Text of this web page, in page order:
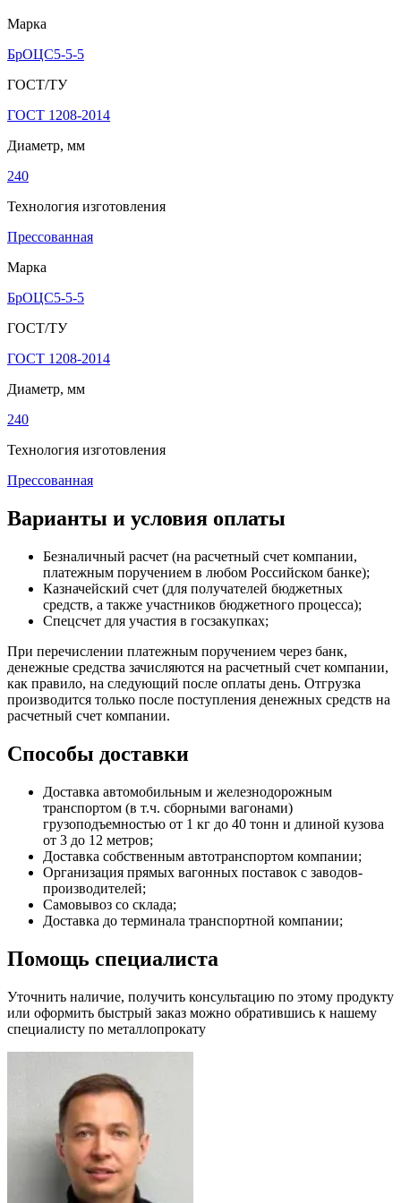
Марка
БрОЦС5-5-5
ГОСТ/ТУ
ГОСТ 1208-2014
Диаметр, мм
240
Технология изготовления
Прессованная
Марка
БрОЦС5-5-5
ГОСТ/ТУ
ГОСТ 1208-2014
Диаметр, мм
240
Технология изготовления
Прессованная
Варианты и условия оплаты
Безналичный расчет (на расчетный счет компании,
платежным поручением в любом Российском банке);
Казначейский счет (для получателей бюджетных
средств, а также участников бюджетного процесса);
Спецсчет для участия в госзакупках;
При перечислении платежным поручением через банк,
денежные средства зачисляются на расчетный счет компании,
как правило, на следующий после оплаты день. Отгрузка
производится только после поступления денежных средств на
расчетный счет компании.
Способы доставки
Доставка автомобильным и железнодорожным
транспортом (в т.ч. сборными вагонами)
грузоподъемностью от 1 кг до 40 тонн и длиной кузова
от 3 до 12 метров;
Доставка собственным автотранспортом компании;
Организация прямых вагонных поставок с заводов-
производителей;
Самовывоз со склада;
Доставка до терминала транспортной компании;
Помощь специалиста
Уточнить наличие, получить консультацию по этому продукту
или оформить быстрый заказ можно обратившись к нашему
специалисту по металлопрокату